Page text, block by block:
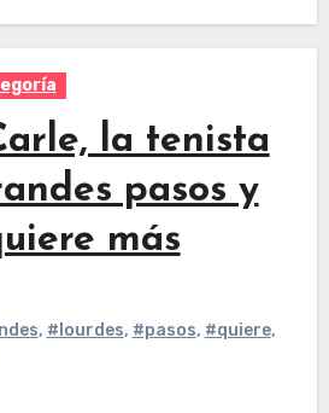
la tenista
pasos y
más
, #lourdes, #pasos, #quiere,